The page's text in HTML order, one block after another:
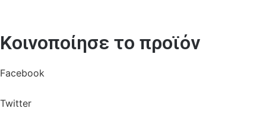
Κοινοποίησε το προϊόν
Facebook
Twitter